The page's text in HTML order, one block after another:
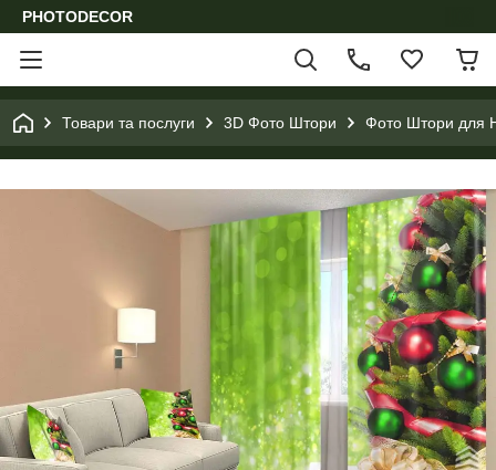
PHOTODECOR
Товари та послуги 3D Фото Штори Фото Штори для